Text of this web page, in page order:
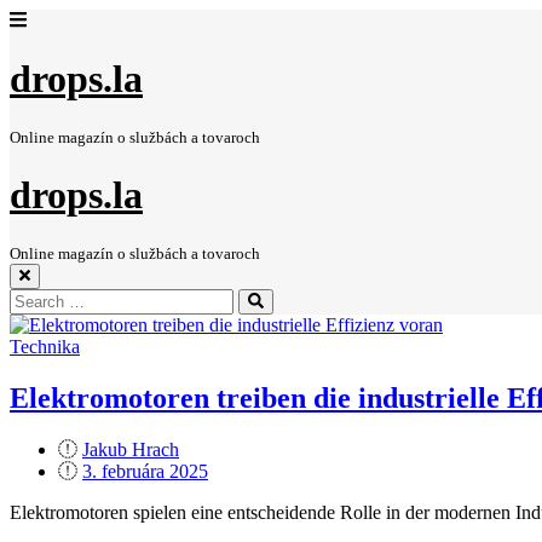
drops.la
Online magazín o službách a tovaroch
drops.la
Online magazín o službách a tovaroch
Search
for:
Search
Technika
Elektromotoren treiben die industrielle
Jakub Hrach
Posted
3. februára 2025
Elektromotoren spielen eine entscheidende Rolle in der modernen